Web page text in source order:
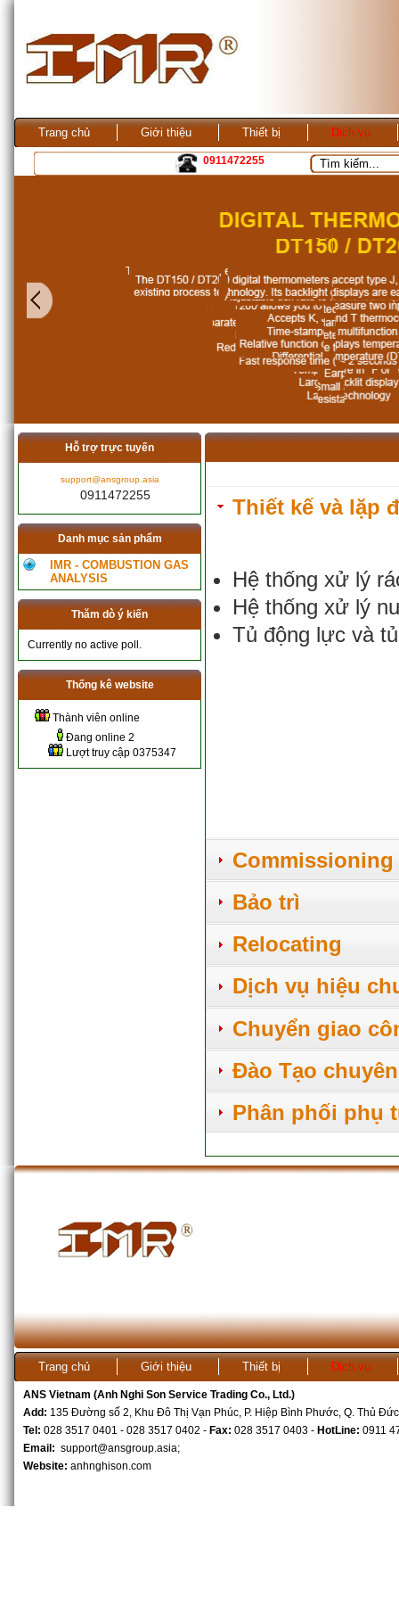
Trang chủ Giới thiệu Thiết bị Dịch vụ
0911472255
Hỗ trợ trực tuyến
support@ansgroup.asia
0911472255
Danh mục sản phẩm
IMR - COMBUSTION GAS
ANALYSIS
Thăm dò ý kiến
Currently no active poll.
Thống kê website
Thành viên online
Đang online 2
Lượt truy cập 0375347
Thiết kế và lặp
Hệ thống xử lý
Hệ thống xử lý
Tủ động lực và
Commissioning
Bảo trì
Relocating
Dịch vụ hiệu
Chuyển giao
Đào Tạo
Phân phối phụ
Trang chủ Giới thiệu Thiết bị Dịch vụ
Kho ANS Vietnam
ANS Vietnam (Anh Nghi Son Service Trading Co., Ltd.)
Add: 135 Đường số 2, Khu Đô Thị Vạn Phúc, P. Hiệp Bình Phước, Q. Thủ
Tel: 028 3517 0401 - 028 3517 0402 - Fax: 028 3517 0403 - HotLine: 0911
Email: support@ansgroup.asia;
Website: anhnghison.com